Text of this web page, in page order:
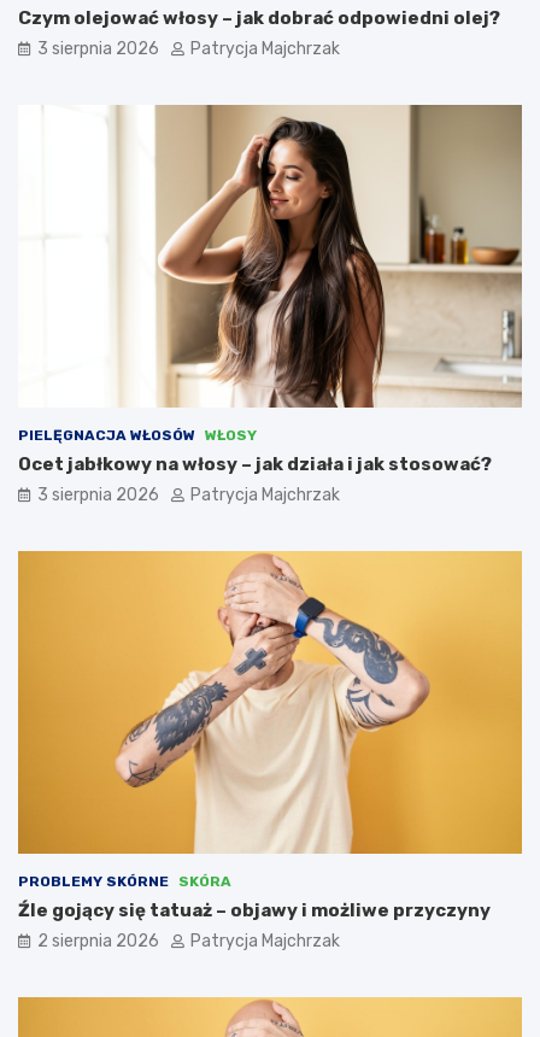
Czym olejować włosy – jak dobrać odpowiedni olej?
3 sierpnia 2026 Patrycja Majchrzak
PIELĘGNACJA WŁOSÓW WŁOSY
Ocet jabłkowy na włosy – jak działa i jak stosować?
3 sierpnia 2026 Patrycja Majchrzak
PROBLEMY SKÓRNE SKÓRA
Źle gojący się tatuaż – objawy i możliwe przyczyny
2 sierpnia 2026 Patrycja Majchrzak